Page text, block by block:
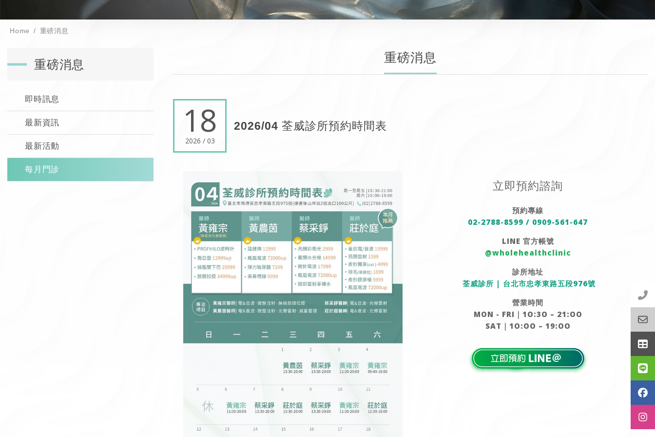
Home 重磅消息
重磅消息
即時訊息
最新資訊
最新活動
每月門診
重磅消息
18
2026 / 03
2026/04 荃威診所預約時間表
立即預約諮詢
預約專線
02-2788-8599 / 0909-561-647
LINE 官方帳號
@wholehealthclinic
診所地址
荃威診所 | 台北市忠孝東路五段976號
營業時間
MON - FRI ｜ 1O:3O – 21:OO
SAT ｜ 1O:OO – 19:OO